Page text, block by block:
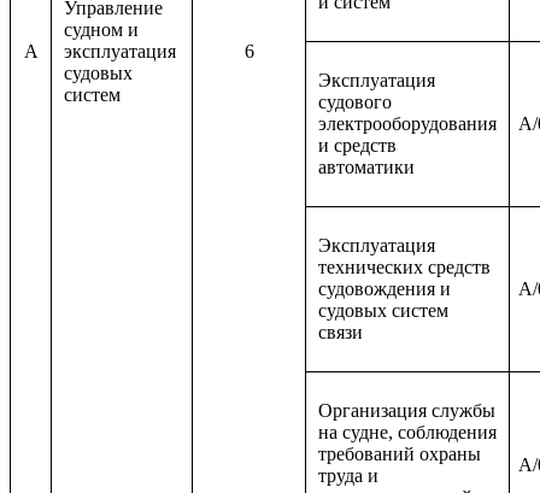
A
Управление
судном и
эксплуатация
судовых
систем
6
Эксплуатация
судового
электрооборудования
и средств
автоматики
A/
Эксплуатация
технических средств
судовождения и
судовых систем
связи
A/
Организация службы
на судне, соблюдения
требований охраны
труда и
A/